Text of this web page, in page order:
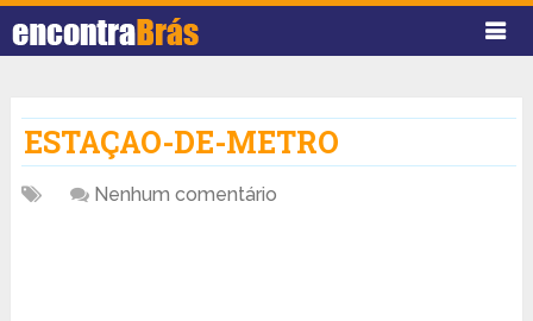
ESTAÇAO-DE-METRO
Nenhum comentário